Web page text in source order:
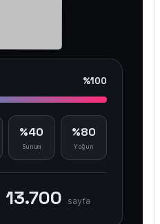
%100
%40
Sunum
%80
Yoğun
13.700 sayfa